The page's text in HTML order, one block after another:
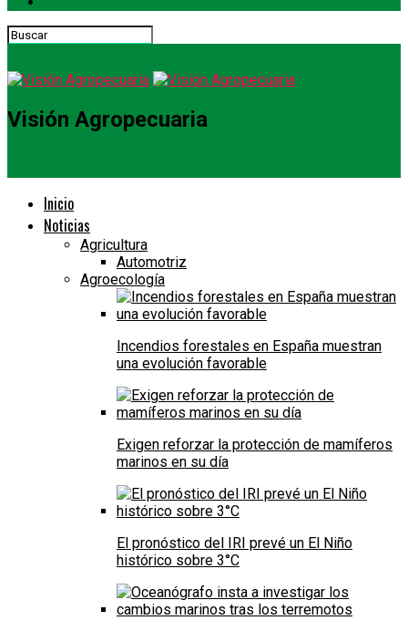
Visión Agropecuaria
Inicio
Noticias
Agricultura
Automotriz
Agroecología
Incendios forestales en España muestran
una evolución favorable
Exigen reforzar la protección de mamíferos
marinos en su día
El pronóstico del IRI prevé un El Niño
histórico sobre 3°C